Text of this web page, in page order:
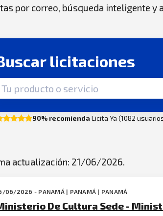
por correo, búsqueda inteligente y
licitaciones
de búsqueda
90% recomienda Licita Ya (1082
actualización: 21/06/2026.
06/2026 - PANAMÁ | PANAMÁ | PANAMÁ
De Cultura Sede -